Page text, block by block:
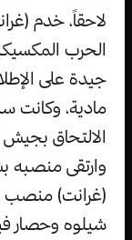
لاحقاً، خدم
الحرب
جيدة على
مادية، وكانت
الالتحاق بجيش
وارتقى منصبه
(غرانت) منصب
شيلوه وحصار